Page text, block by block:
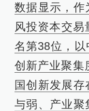
数据显示，作
风投资本交易
名第38位，
创新产业聚集
国创新发展
与弱、产业聚